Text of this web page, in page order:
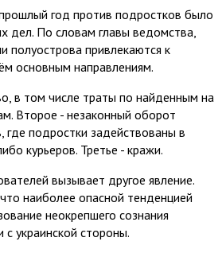
год против подростков было
дел. По словам главы ведомства,
полуострова привлекаются к
основным направлениям.
в том числе траты по найденным на
Второе - незаконный оборот
где подростки задействованы в
курьеров. Третье - кражи.
вызывает другое явление.
наиболее опасной тенденцией
неокрепшего сознания
украинской стороны.